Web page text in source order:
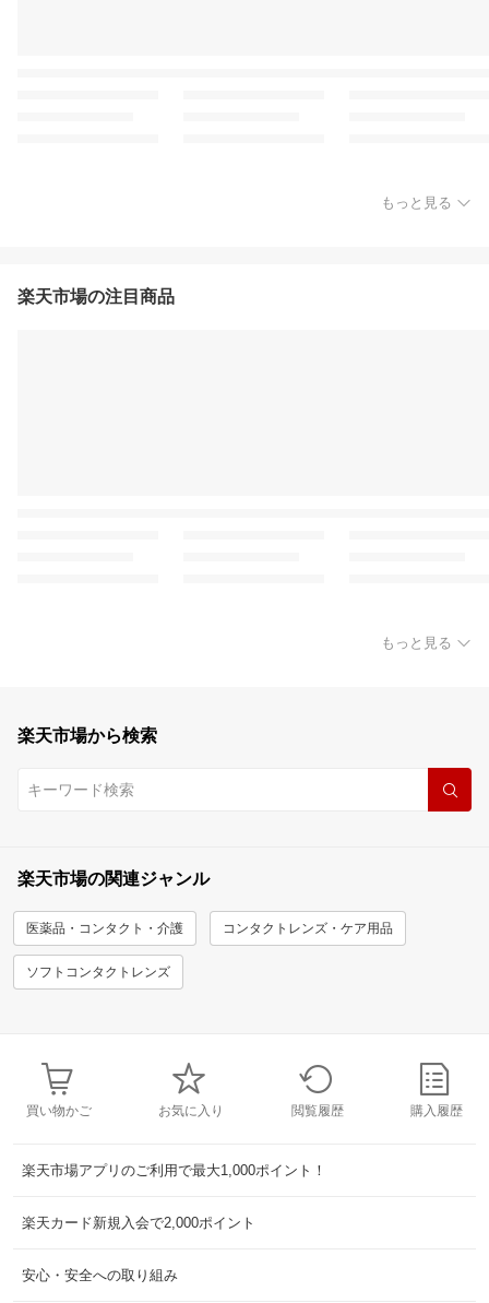
もっと見る
楽天市場の注目商品
もっと見る
楽天市場から検索
楽天市場の関連ジャンル
医薬品・コンタクト・介護 コンタクトレンズ・ケア用品
ソフトコンタクトレンズ
買い物かご お気に入り 閲覧履歴 購入履歴
楽天市場アプリのご利用で最大1,000ポイント！
楽天カード新規入会で2,000ポイント
安心・安全への取り組み